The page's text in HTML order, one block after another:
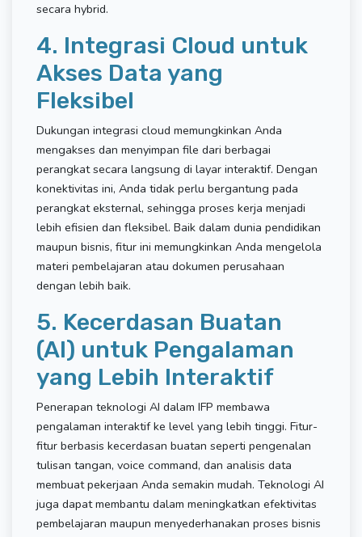
secara hybrid.
4. Integrasi Cloud untuk
Akses Data yang
Fleksibel
Dukungan integrasi cloud memungkinkan Anda
mengakses dan menyimpan file dari berbagai
perangkat secara langsung di layar interaktif. Dengan
konektivitas ini, Anda tidak perlu bergantung pada
perangkat eksternal, sehingga proses kerja menjadi
lebih efisien dan fleksibel. Baik dalam dunia pendidikan
maupun bisnis, fitur ini memungkinkan Anda mengelola
materi pembelajaran atau dokumen perusahaan
dengan lebih baik.
5. Kecerdasan Buatan
(AI) untuk Pengalaman
yang Lebih Interaktif
Penerapan teknologi AI dalam IFP membawa
pengalaman interaktif ke level yang lebih tinggi. Fitur-
fitur berbasis kecerdasan buatan seperti pengenalan
tulisan tangan, voice command, dan analisis data
membuat pekerjaan Anda semakin mudah. Teknologi AI
juga dapat membantu dalam meningkatkan efektivitas
pembelajaran maupun menyederhanakan proses bisnis